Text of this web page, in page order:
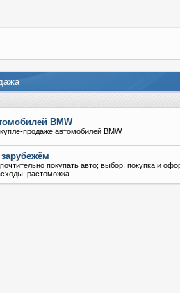
BMW
продаже автомобилей BMW.
покупать авто; выбор, покупка и
растоможка.